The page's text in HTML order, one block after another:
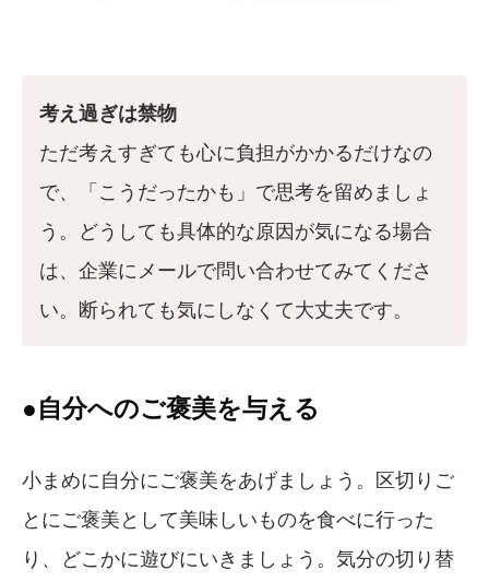
考え過ぎは禁物
ただ考えすぎても心に負担がかかるだけなの
で、「こうだったかも」で思考を留めましょ
う。どうしても具体的な原因が気になる場合
は、企業にメールで問い合わせてみてくださ
い。断られても気にしなくて大丈夫です。
●自分へのご褒美を与える
小まめに自分にご褒美をあげましょう。区切りご
とにご褒美として美味しいものを食べに行った
り、どこかに遊びにいきましょう。気分の切り替